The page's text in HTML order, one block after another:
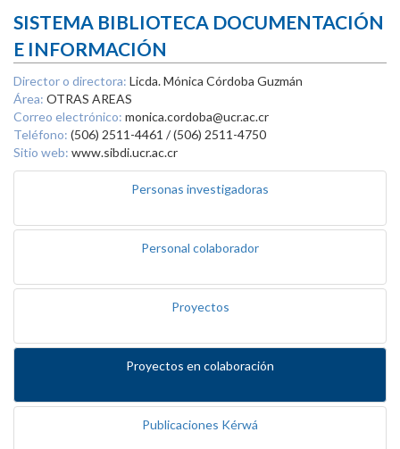
SISTEMA BIBLIOTECA DOCUMENTACIÓN
E INFORMACIÓN
Director o directora: Licda. Mónica Córdoba Guzmán
Área: OTRAS AREAS
Correo electrónico: monica.cordoba@ucr.ac.cr
Teléfono: (506) 2511-4461 / (506) 2511-4750
Sitio web: www.sibdi.ucr.ac.cr
Personas investigadoras
Personal colaborador
Proyectos
Proyectos en colaboración
Publicaciones Kérwá